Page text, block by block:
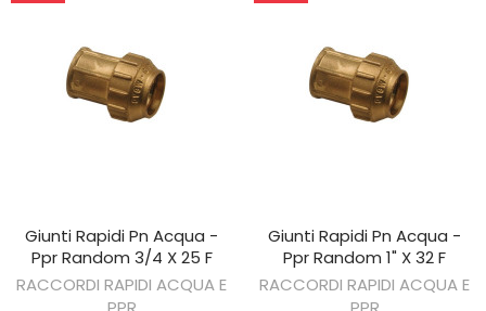
AGGIUNGI AL CARRELLO
Giunti Rapidi Pn Acqua -
Ppr Random 3/4 X 25 F
RACCORDI RAPIDI ACQUA E
AGGIUNGI AL CARRELLO
Giunti Rapidi Pn Acqua -
Ppr Random 1" X 32 F
RACCORDI RAPIDI ACQUA E